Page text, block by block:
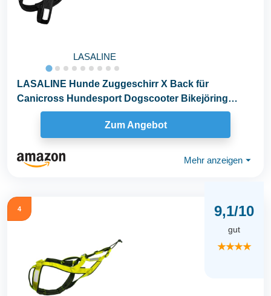
LASALINE
LASALINE Hunde Zuggeschirr X Back für
Canicross Hundesport Dogscooter Bikejöring
Schlitten in...
Zum Angebot
Mehr anzeigen ⏷
4 9,1/10
gut
★★★★